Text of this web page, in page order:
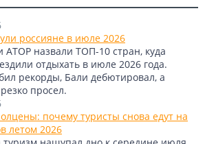
россияне в июле 2026
АТОР назвали ТОП-10 стран, куда
отдыхать в июле 2026 года.
рекорды, Бали дебютировал, а
просел.
почему туристы снова едут на
летом 2026